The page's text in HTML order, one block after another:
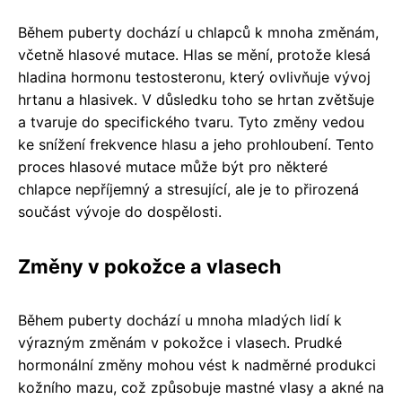
Během puberty dochází u chlapců k mnoha změnám,
včetně hlasové mutace. Hlas se mění, protože klesá
hladina hormonu testosteronu, který ovlivňuje vývoj
hrtanu a hlasivek. V důsledku toho se hrtan zvětšuje
a tvaruje do specifického tvaru. Tyto změny vedou
ke snížení frekvence hlasu a jeho prohloubení. Tento
proces hlasové mutace může být pro některé
chlapce nepříjemný a stresující, ale je to přirozená
součást vývoje do dospělosti.
Změny v pokožce a vlasech
Během puberty dochází u mnoha mladých lidí k
výrazným změnám v pokožce i vlasech. Prudké
hormonální změny mohou vést k nadměrné produkci
kožního mazu, což způsobuje mastné vlasy a akné na